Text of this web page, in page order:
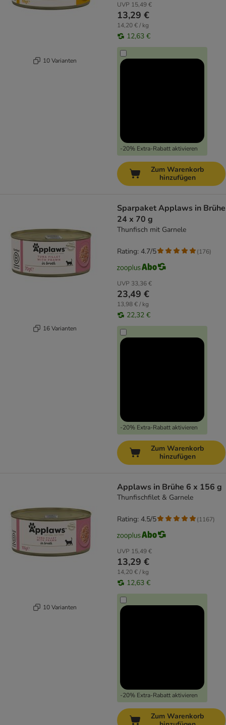
10 Varianten
UVP 15,49 €
13,29 €
14,20 € / kg
12,63 €
-20% Extra-Rabatt aktivieren
Zum Warenkorb
hinzufügen
16 Varianten
Sparpaket Applaws in Brühe
24 x 70 g
Thunfisch mit Garnele
UVP 33,36 €
23,49 €
13,98 € / kg
22,32 €
-20% Extra-Rabatt aktivieren
Rating: 4.7/5 (176)
Zum Warenkorb
hinzufügen
10 Varianten
Applaws in Brühe 6 x 156 g
Thunfischfilet & Garnele
UVP 15,49 €
13,29 €
14,20 € / kg
12,63 €
-20% Extra-Rabatt aktivieren
Rating: 4.5/5 (1167)
Zum Warenkorb